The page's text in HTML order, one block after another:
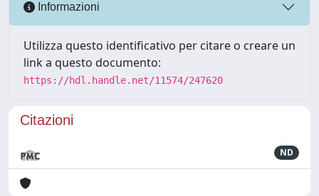
Informazioni
Utilizza questo identificativo per citare o creare un
link a questo documento:
https://hdl.handle.net/11574/247620
Citazioni
ND